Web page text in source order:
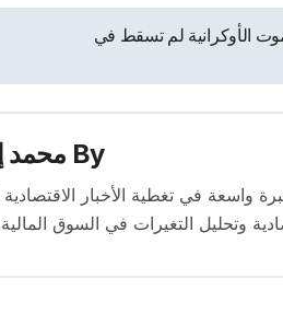
الأوكرانية لم تسقط في
By محمد
وتحليل التغيرات في السوق